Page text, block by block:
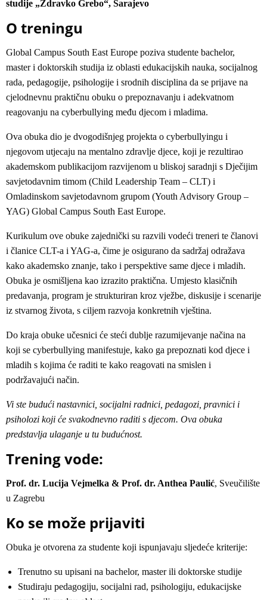
studije „Zdravko Grebo“, Sarajevo
O treningu
Global Campus South East Europe poziva studente bachelor,
master i doktorskih studija iz oblasti edukacijskih nauka, socijalnog
rada, pedagogije, psihologije i srodnih disciplina da se prijave na
cjelodnevnu praktičnu obuku o prepoznavanju i adekvatnom
reagovanju na cyberbullying među djecom i mladima.
Ova obuka dio je dvogodišnjeg projekta o cyberbullyingu i
njegovom utjecaju na mentalno zdravlje djece, koji je rezultirao
akademskom publikacijom razvijenom u bliskoj saradnji s Dječijim
savjetodavnim timom (Child Leadership Team – CLT) i
Omladinskom savjetodavnom grupom (Youth Advisory Group –
YAG) Global Campus South East Europe.
Kurikulum ove obuke zajednički su razvili vodeći treneri te članovi
i članice CLT-a i YAG-a, čime je osigurano da sadržaj odražava
kako akademsko znanje, tako i perspektive same djece i mladih.
Obuka je osmišljena kao izrazito praktična. Umjesto klasičnih
predavanja, program je strukturiran kroz vježbe, diskusije i scenarije
iz stvarnog života, s ciljem razvoja konkretnih vještina.
Do kraja obuke učesnici će steći dublje razumijevanje načina na
koji se cyberbullying manifestuje, kako ga prepoznati kod djece i
mladih s kojima će raditi te kako reagovati na smislen i
podržavajući način.
Vi ste budući nastavnici, socijalni radnici, pedagozi, pravnici i
psiholozi koji će svakodnevno raditi s djecom. Ova obuka
predstavlja ulaganje u tu budućnost.
Trening vode:
Prof. dr. Lucija Vejmelka & Prof. dr. Anthea Paulić, Sveučilište
u Zagrebu
Ko se može prijaviti
Obuka je otvorena za studente koji ispunjavaju sljedeće kriterije:
Trenutno su upisani na bachelor, master ili doktorske studije
Studiraju pedagogiju, socijalni rad, psihologiju, edukacijske